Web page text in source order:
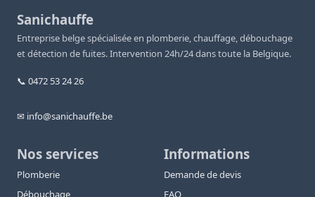
Sanichauffe
Entreprise belge spécialisée en plomberie, chauffage, débouchage
et détection de fuites. Intervention 24h/24 dans toute la Belgique.
📞 0472 53 24 26
✉ info@sanichauffe.be
Nos services
Plomberie
Débouchage
Informations
Demande de devis
FAQ